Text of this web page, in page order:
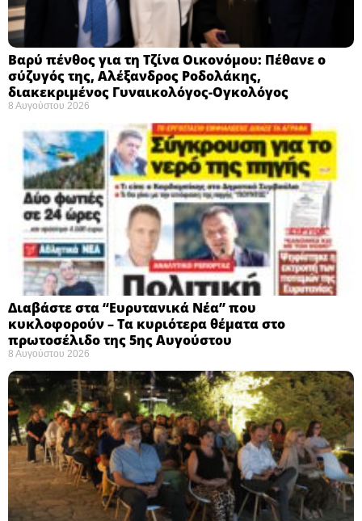
Βαρύ πένθος για τη Τζίνα Οικονόμου: Πέθανε ο
σύζυγός της, Αλέξανδρος Ροδολάκης,
διακεκριμένος Γυναικολόγος-Ογκολόγος
8 Αυγούστου 2026
Διαβάστε στα “Ευρυτανικά Νέα” που
κυκλοφορούν – Τα κυριότερα θέματα στο
πρωτοσέλιδο της 5ης Αυγούστου
8 Αυγούστου 2026